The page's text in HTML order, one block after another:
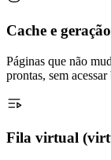
Cache e
Páginas que não
prontas, sem
Fila virtual